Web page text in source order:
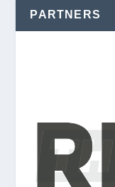
PARTNERS